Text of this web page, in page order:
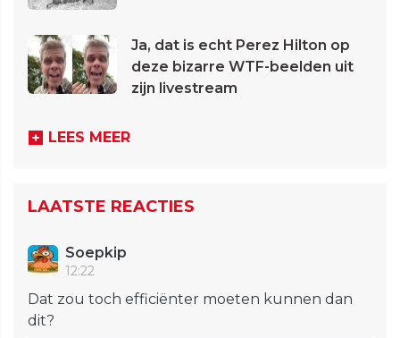
Ja, dat is echt Perez Hilton op
deze bizarre WTF-beelden uit
zijn livestream
LEES MEER
LAATSTE REACTIES
Soepkip
12:22
Dat zou toch efficiënter moeten kunnen dan
dit?